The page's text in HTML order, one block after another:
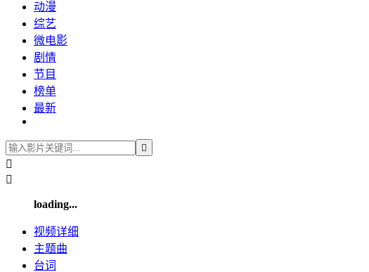
动漫
综艺
微电影
剧情
节目
榜单
最新



loading...
视频详细
主题曲
台词